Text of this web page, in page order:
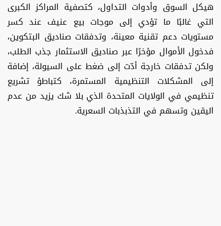
هيكل السوق وأدوات التداول، كتصفية المراكز الكبرى
التي غالبًا ما تؤدي إلى موجات بيع عنيف عند كسر
مستويات دعم تقنية معينة، وتدفقات صناديق البتكوين،
فدخول الأموال مؤخرًا عبر صناديق الاستثمار جذب الطلب،
ولكن تدفقات خارجة أدّت إلى ضغط على السيولة، إضافة
إلى المشكلات التنظيمية المستمرة، كتباطؤ تشريع
تنظيمي في الولايات المتحدة الذي بلا شك يزيد من عدم
اليقين وتسهم في التذبذبات السعرية.